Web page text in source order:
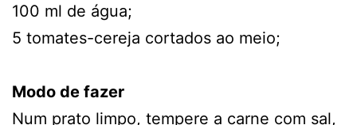
100 ml de água;
5 tomates-cereja cortados ao meio;
Modo de fazer
Num prato limpo, tempere a carne com sal,